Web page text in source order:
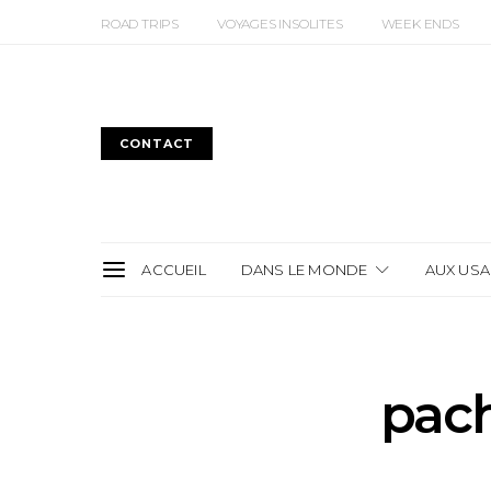
ROAD TRIPS VOYAGES INSOLITES WEEK ENDS
CONTACT
ACCUEIL DANS LE MONDE AUX USA